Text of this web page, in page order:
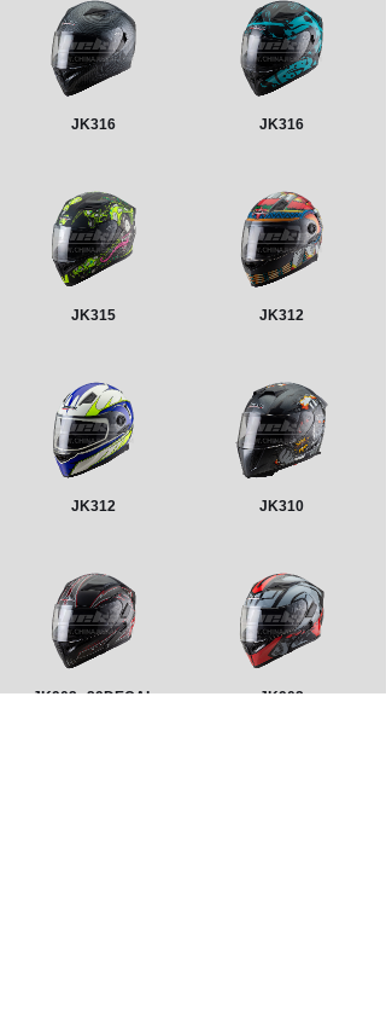
JK316 JK316
JK315 JK312
JK312 JK310
JK902 29DECAL JK902